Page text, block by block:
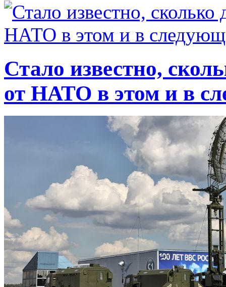
Стало известно,
от НАТО в этом и в